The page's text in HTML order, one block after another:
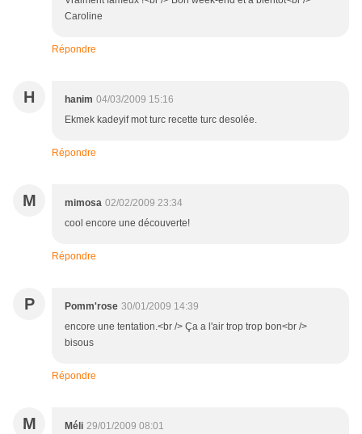
Caroline
Répondre
H hanim 04/03/2009 15:16
Ekmek kadeyif mot turc recette turc desolée.
Répondre
M mimosa 02/02/2009 23:34
cool encore une découverte!
Répondre
P Pomm'rose 30/01/2009 14:39
encore une tentation.<br /> Ça a l'air trop trop bon<br />
bisous
Répondre
M Méli 29/01/2009 08:01